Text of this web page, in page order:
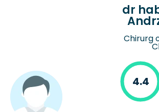
dr
Chirurg
4.4